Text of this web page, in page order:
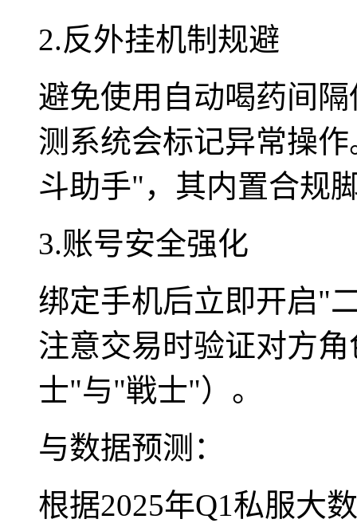
2.反外挂机制规避
避免使用自动喝药间
测系统会标记异常操
斗助手"，其内置合规
3.账号安全强化
绑定手机后立即开启"
注意交易时验证对方
士"与"戦士"）。
与数据预测：
根据2025年Q1私服大